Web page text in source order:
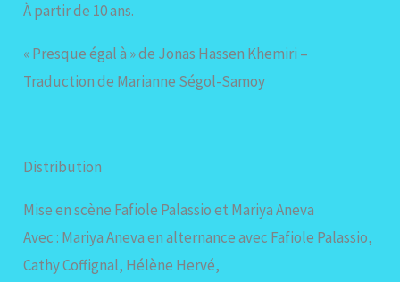
À partir de 10 ans.
« Presque égal à » de Jonas Hassen Khemiri –
Traduction de Marianne Ségol-Samoy
Distribution
Mise en scène Fafiole Palassio et Mariya Aneva
Avec : Mariya Aneva en alternance avec Fafiole Palassio,
Cathy Coffignal, Hélène Hervé,